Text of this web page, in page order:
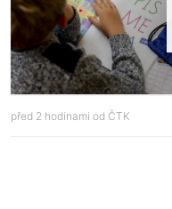
před 2 hodinami od ČTK